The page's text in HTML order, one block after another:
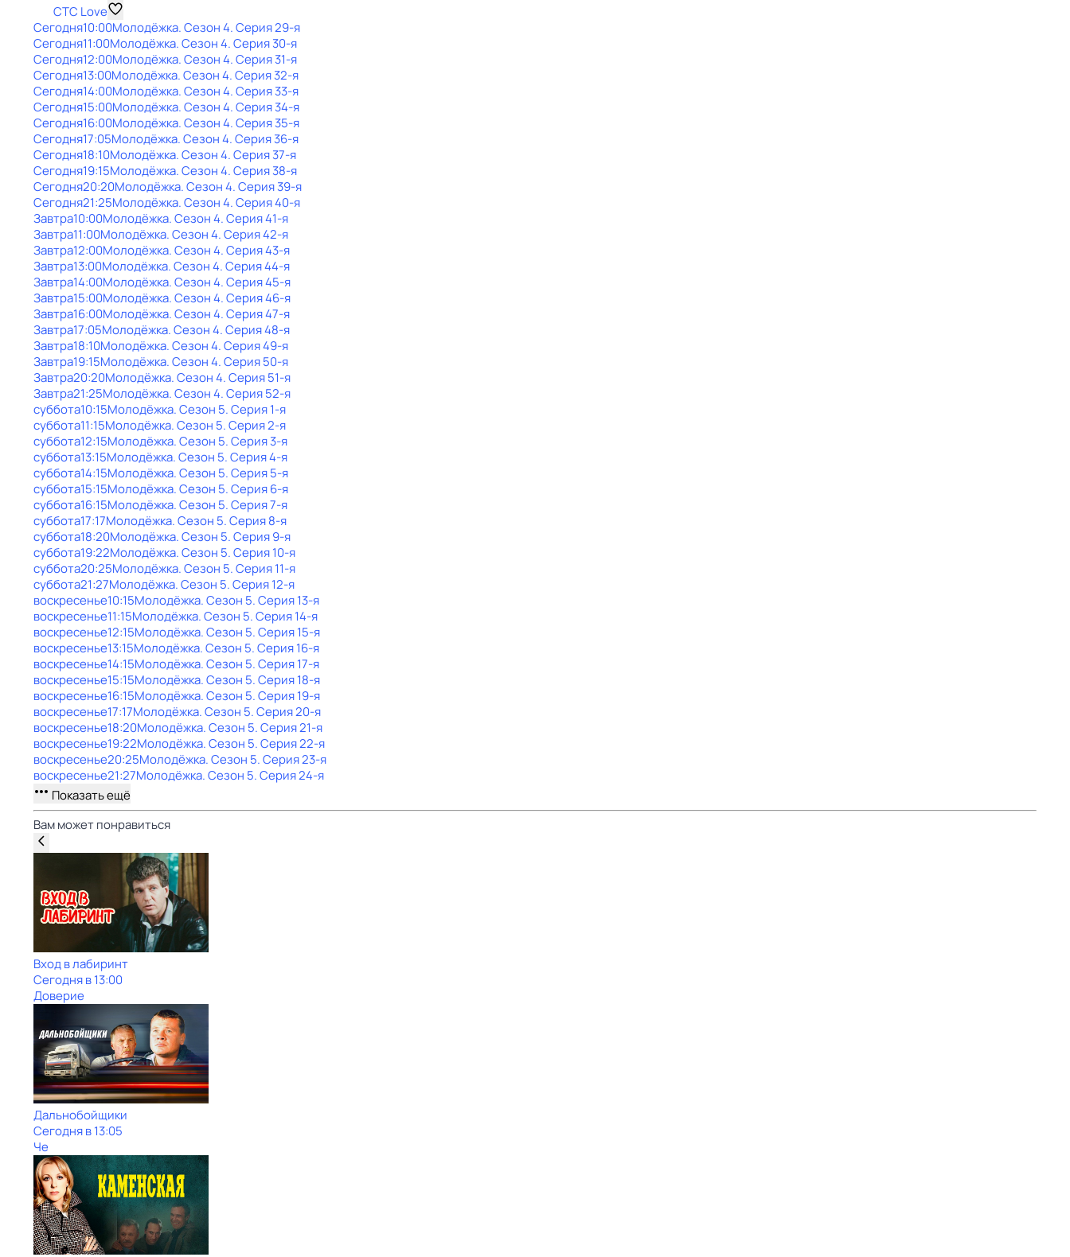
СТС Love
Сегодня10:00Молодёжка. Сезон 4. Серия 29-я
Сегодня11:00Молодёжка. Сезон 4. Серия 30-я
Сегодня12:00Молодёжка. Сезон 4. Серия 31-я
Сегодня13:00Молодёжка. Сезон 4. Серия 32-я
Сегодня14:00Молодёжка. Сезон 4. Серия 33-я
Сегодня15:00Молодёжка. Сезон 4. Серия 34-я
Сегодня16:00Молодёжка. Сезон 4. Серия 35-я
Сегодня17:05Молодёжка. Сезон 4. Серия 36-я
Сегодня18:10Молодёжка. Сезон 4. Серия 37-я
Сегодня19:15Молодёжка. Сезон 4. Серия 38-я
Сегодня20:20Молодёжка. Сезон 4. Серия 39-я
Сегодня21:25Молодёжка. Сезон 4. Серия 40-я
Завтра10:00Молодёжка. Сезон 4. Серия 41-я
Завтра11:00Молодёжка. Сезон 4. Серия 42-я
Завтра12:00Молодёжка. Сезон 4. Серия 43-я
Завтра13:00Молодёжка. Сезон 4. Серия 44-я
Завтра14:00Молодёжка. Сезон 4. Серия 45-я
Завтра15:00Молодёжка. Сезон 4. Серия 46-я
Завтра16:00Молодёжка. Сезон 4. Серия 47-я
Завтра17:05Молодёжка. Сезон 4. Серия 48-я
Завтра18:10Молодёжка. Сезон 4. Серия 49-я
Завтра19:15Молодёжка. Сезон 4. Серия 50-я
Завтра20:20Молодёжка. Сезон 4. Серия 51-я
Завтра21:25Молодёжка. Сезон 4. Серия 52-я
суббота10:15Молодёжка. Сезон 5. Серия 1-я
суббота11:15Молодёжка. Сезон 5. Серия 2-я
суббота12:15Молодёжка. Сезон 5. Серия 3-я
суббота13:15Молодёжка. Сезон 5. Серия 4-я
суббота14:15Молодёжка. Сезон 5. Серия 5-я
суббота15:15Молодёжка. Сезон 5. Серия 6-я
суббота16:15Молодёжка. Сезон 5. Серия 7-я
суббота17:17Молодёжка. Сезон 5. Серия 8-я
суббота18:20Молодёжка. Сезон 5. Серия 9-я
суббота19:22Молодёжка. Сезон 5. Серия 10-я
суббота20:25Молодёжка. Сезон 5. Серия 11-я
суббота21:27Молодёжка. Сезон 5. Серия 12-я
воскресенье10:15Молодёжка. Сезон 5. Серия 13-я
воскресенье11:15Молодёжка. Сезон 5. Серия 14-я
воскресенье12:15Молодёжка. Сезон 5. Серия 15-я
воскресенье13:15Молодёжка. Сезон 5. Серия 16-я
воскресенье14:15Молодёжка. Сезон 5. Серия 17-я
воскресенье15:15Молодёжка. Сезон 5. Серия 18-я
воскресенье16:15Молодёжка. Сезон 5. Серия 19-я
воскресенье17:17Молодёжка. Сезон 5. Серия 20-я
воскресенье18:20Молодёжка. Сезон 5. Серия 21-я
воскресенье19:22Молодёжка. Сезон 5. Серия 22-я
воскресенье20:25Молодёжка. Сезон 5. Серия 23-я
воскресенье21:27Молодёжка. Сезон 5. Серия 24-я
Показать ещё
Вам может понравиться
Вход в лабиринт
Сегодня в 13:00
Доверие
Дальнобойщики
Сегодня в 13:05
Че